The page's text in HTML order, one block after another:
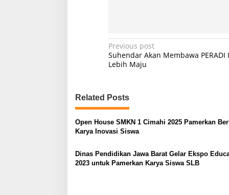
P
o
t
n
a
v
i
g
Previous post
Suhendar Akan Membawa
Lebih Maju
Related Posts
Open House SMKN 1 Cimahi 2025 Pamerkan
Karya Inovasi Siswa
Dinas Pendidikan Jawa Barat Gelar Ekspo
2023 untuk Pamerkan Karya Siswa SLB